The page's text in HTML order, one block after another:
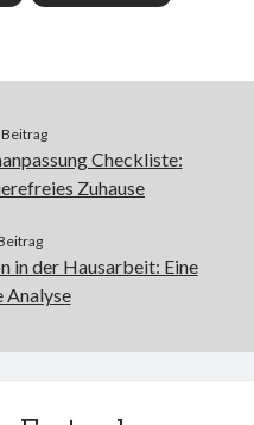
Checkliste:
Zuhause
in der Hausarbeit: Eine
Analyse